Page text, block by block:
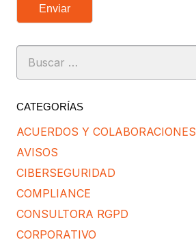
Enviar
Buscar:
CATEGORÍAS
ACUERDOS Y COLABORACIONES
AVISOS
CIBERSEGURIDAD
COMPLIANCE
CONSULTORA RGPD
CORPORATIVO